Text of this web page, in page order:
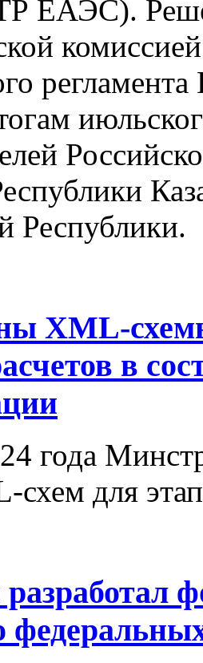
ЕАЭС).
Республики.
XML-
в
года
для